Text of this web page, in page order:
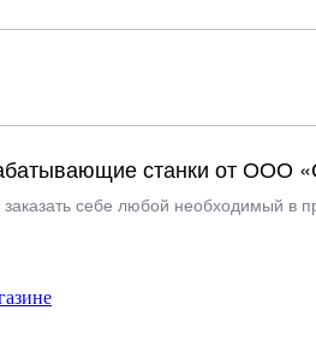
станки от ООО
себе любой необходимый в